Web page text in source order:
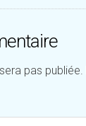
pas publiée.